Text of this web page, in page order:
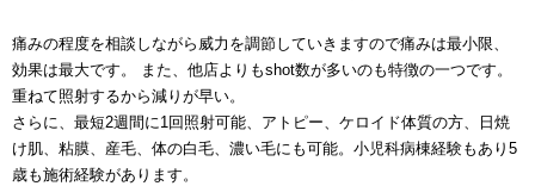
痛みの程度を相談しながら威力を調節していきますので痛みは最小限、
効果は最大です。 また、他店よりもshot数が多いのも特徴の一つです。
重ねて照射するから減りが早い。
さらに、最短2週間に1回照射可能、アトピー、ケロイド体質の方、日焼
け肌、粘膜、産毛、体の白毛、濃い毛にも可能。小児科病棟経験もあり5
歳も施術経験があります。